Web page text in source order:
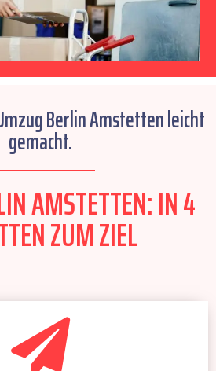
Berlin Amstetten leicht
gemacht.
AMSTETTEN: IN 4
ZUM ZIEL